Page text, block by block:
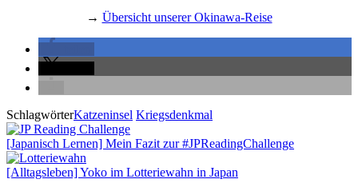
→ Übersicht unserer Okinawa-Reise
SchlagwörterKatzeninsel Kriegsdenkmal
[Japanisch Lernen] Mein Fazit zur #JPReadingChallenge
[Alltagsleben] Yoko im Lotteriewahn in Japan